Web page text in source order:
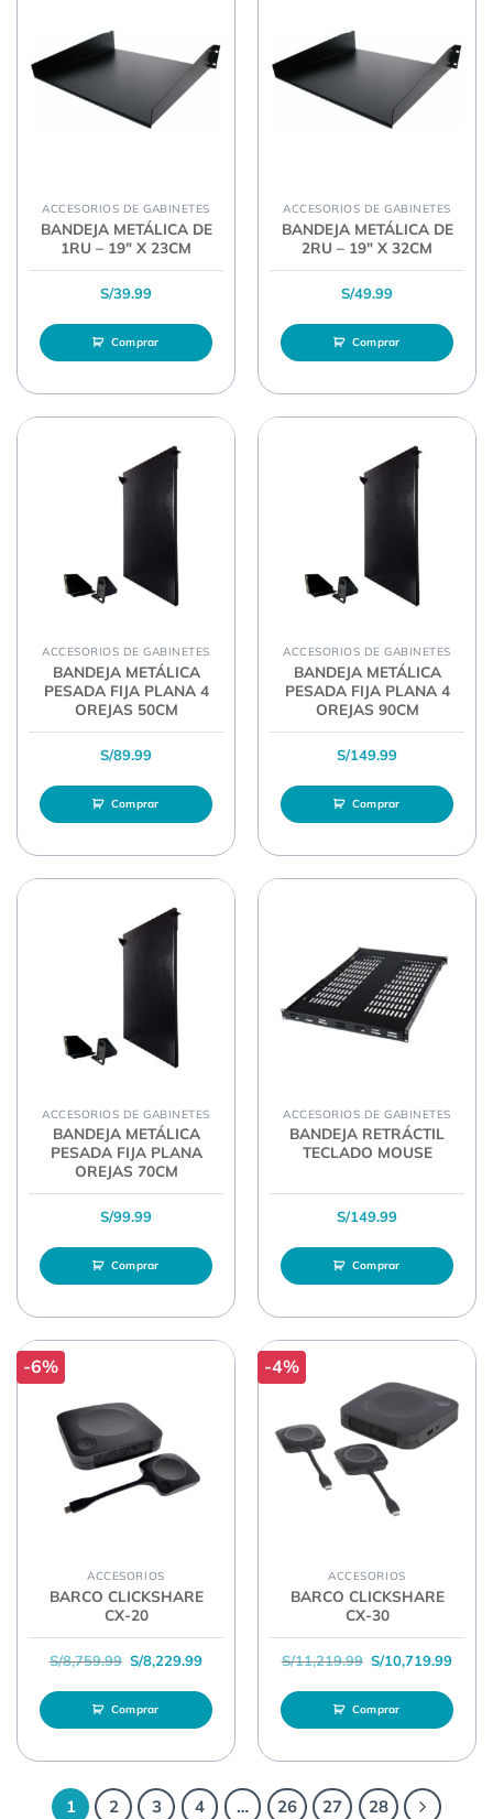
ACCESORIOS DE GABINETES
BANDEJA METÁLICA DE
1RU – 19″ X 23CM
S/39.99
Comprar
ACCESORIOS DE GABINETES
BANDEJA METÁLICA DE
2RU – 19″ X 32CM
S/49.99
Comprar
ACCESORIOS DE GABINETES
BANDEJA METÁLICA
PESADA FIJA PLANA 4
OREJAS 50CM
S/89.99
Comprar
ACCESORIOS DE GABINETES
BANDEJA METÁLICA
PESADA FIJA PLANA 4
OREJAS 90CM
S/149.99
Comprar
ACCESORIOS DE GABINETES
BANDEJA METÁLICA
PESADA FIJA PLANA
OREJAS 70CM
S/99.99
Comprar
ACCESORIOS DE GABINETES
BANDEJA RETRÁCTIL
TECLADO MOUSE
S/149.99
Comprar
-6%
ACCESORIOS
BARCO CLICKSHARE
CX-20
S/8,759.99 El precio original era: S/8,759.99.
S/8,229.99El precio actual es: S/8,229.99.
Comprar
-4%
ACCESORIOS
BARCO CLICKSHARE
CX-30
S/11,219.99 El precio original
S/10,719.99El
Comprar
1 2 3 4 … 26 27 28